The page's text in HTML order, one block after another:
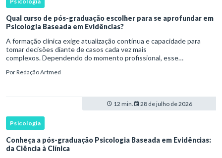
Qual curso de pós-graduação escolher para se aprofundar em
Psicologia Baseada em Evidências?
A formação clínica exige atualização contínua e capacidade para
tomar decisões diante de casos cada vez mais
complexos. Dependendo do momento profissional, esse
aprofundamento em ou a especializaçã
PorRedação Artmed
12 min. 28 de julho de 2026
Psicologia
Conheça a pós-graduação Psicologia Baseada em Evidências:
da Ciência à Clínica